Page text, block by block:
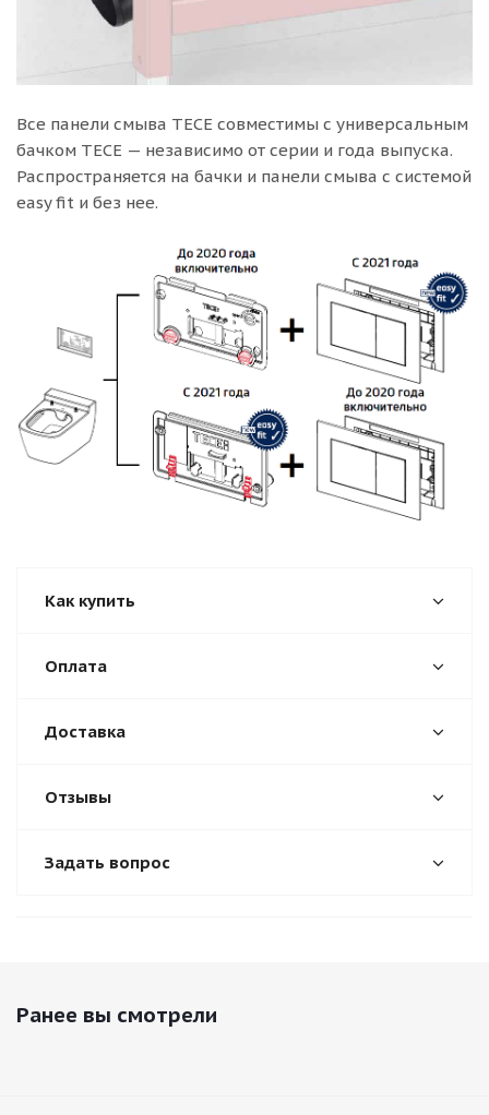
Все панели смыва TECE совместимы с универсальным
бачком TECE — независимо от серии и года выпуска.
Распространяется на бачки и панели смыва с системой
easy fit и без нее.
Как купить
Оплата
Доставка
Отзывы
Задать вопрос
Ранее вы смотрели